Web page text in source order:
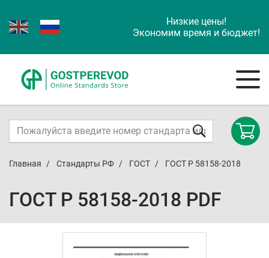
Низкие цены!
Экономим время и бюджет!
Главная Стандарты РФ ГОСТ ГОСТ Р 58158-2018
ГОСТ Р 58158-2018 PDF